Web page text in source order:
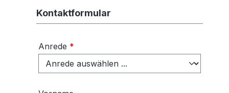
Kontaktformular
Anrede *